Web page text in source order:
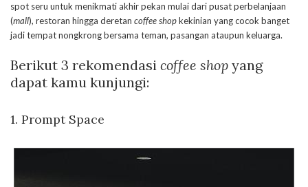
spot seru untuk menikmati akhir pekan mulai dari pusat perbelanjaan
(mall), restoran hingga deretan coffee shopkekinian yang cocok banget
jadi tempat nongkrong bersama teman, pasangan ataupun keluarga.
Berikut 3 rekomendasi coffee shop yang
dapat kamu kunjungi:
1. Prompt Space